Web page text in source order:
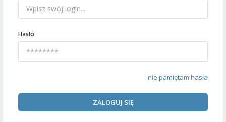
Hasło
nie pamiętam hasła
ZALOGUJ SIĘ